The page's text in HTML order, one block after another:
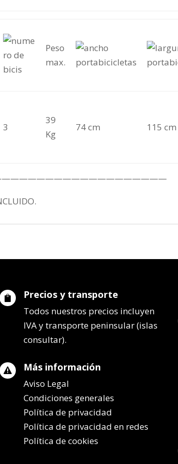
Peso
max.
3
39
Kg
74 cm 115 cm
 Precios y transporte
Todos nuestros precios incluyen
IVA y transporte peninsular (islas
consultar).
 Más información
Aviso Legal
Condiciones generales
Política de privacidad
Política de privacidad en redes
Política de cookies